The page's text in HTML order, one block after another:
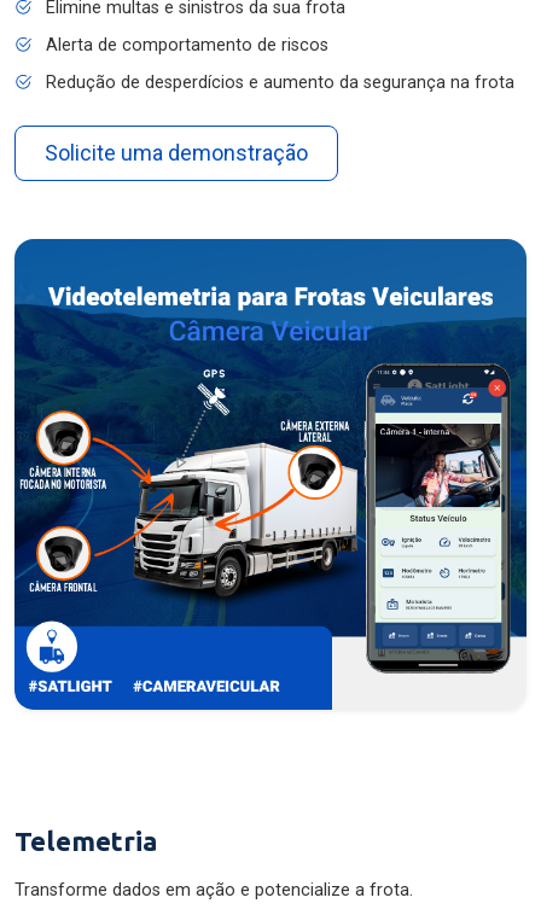
Elimine multas e sinistros da sua frota
Alerta de comportamento de riscos
Redução de desperdícios e aumento da segurança na frota
Solicite uma demonstração
Telemetria
Transforme dados em ação e potencialize a frota.